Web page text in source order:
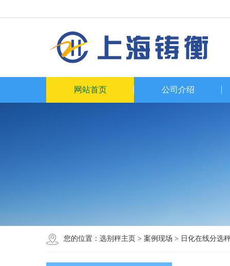
网站首页 公司介绍
您的位置： 选别秤主页 > 案例现场 > 日化在线分选